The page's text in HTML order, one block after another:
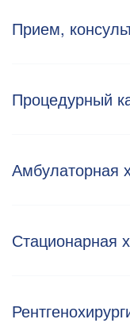
Прием,
Процедурный
Амбулаторная
Стационарная